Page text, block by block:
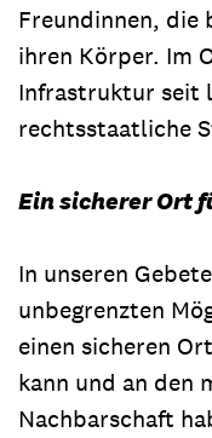
Freundinnen, die
ihren Körper. Im
Infrastruktur seit
rechtsstaatliche
Ein sicherer Ort
In unseren
unbegrenzten
einen sicheren
kann und an den
Nachbarschaft